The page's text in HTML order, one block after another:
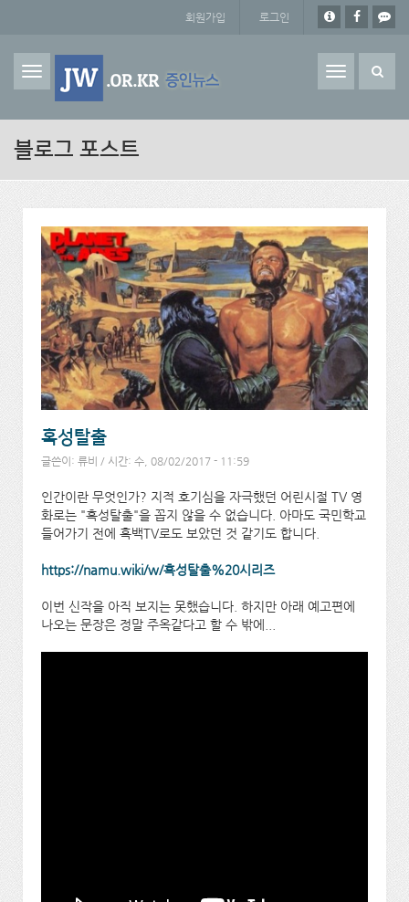
회원가입 로그인
Toggle
navigation
블로그 포스트
혹성탈출
글쓴이: 류비 / 시간: 수, 08/02/2017 - 11:59
인간이란 무엇인가? 지적 호기심을 자극했던 어린시절 TV 영
화로는 "혹성탈출"을 꼽지 않을 수 없습니다. 아마도 국민학교
들어가기 전에 흑백TV로도 보았던 것 같기도 합니다.
https://namu.wiki/w/혹성탈출%20시리즈
이번 신작을 아직 보지는 못했습니다. 하지만 아래 예고편에
나오는 문장은 정말 주옥같다고 할 수 밖에...